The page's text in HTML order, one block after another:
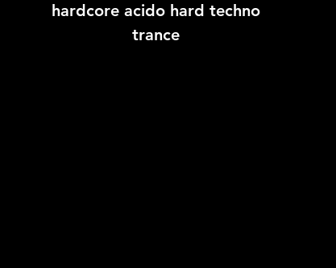
hardcore acido hard techno
trance